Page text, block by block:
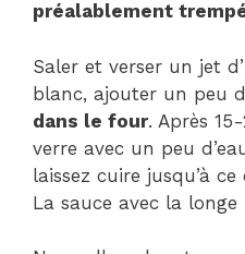
préalablement
Saler et verser un jet
blanc, ajouter un peu
dans le four. Après
verre avec un peu
laissez cuire jusqu’à
La sauce avec la longe